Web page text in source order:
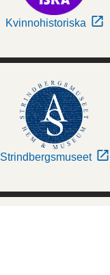
Kvinnohistoriska
Strindbergsmuseet